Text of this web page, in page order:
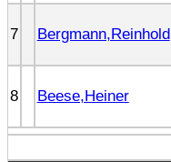
7 Bergmann,Reinhold
8 Beese,Heiner